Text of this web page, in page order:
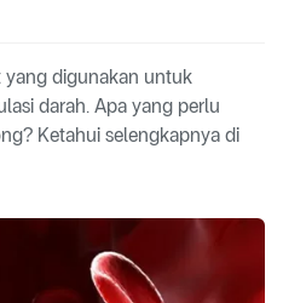
digunakan untuk
darah. Apa yang perlu
Ketahui selengkapnya di